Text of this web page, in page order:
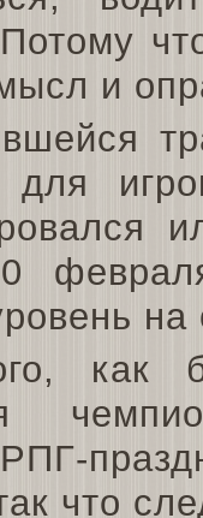
и
для
на
как
что